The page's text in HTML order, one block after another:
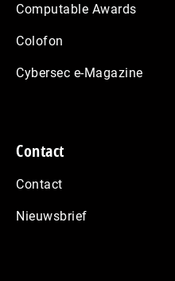
Computable Awards
Colofon
Cybersec e-Magazine
Contact
Contact
Nieuwsbrief